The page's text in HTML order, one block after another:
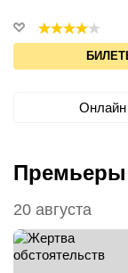
Онлайн
Премьеры
20 августа